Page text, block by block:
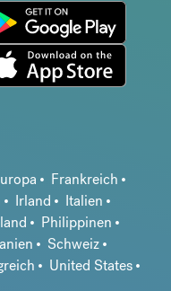
Frankreich
Irland
Italien
Philippinen
Schweiz
United States